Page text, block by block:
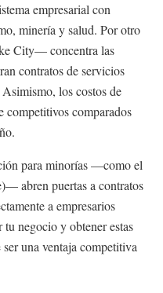
empresarial con
minería y salud. Por otro
City— concentra las
contratos de servicios
los costos de
competitivos comparados
para minorías —como el
abren puertas a contratos
a empresarios
negocio y obtener estas
una ventaja competitiva